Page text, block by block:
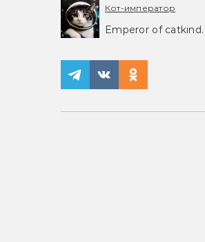
Кот-император
Emperor of